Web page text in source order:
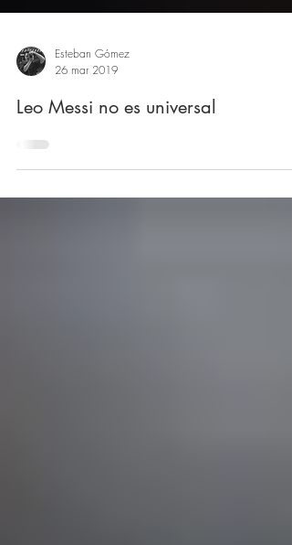
Esteban Gómez
26 mar 2019
Leo Messi no es universal